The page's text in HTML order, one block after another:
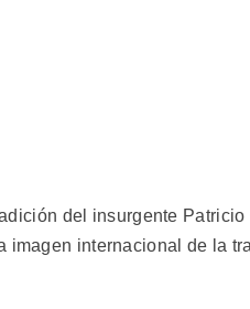
del insurgente
imagen internacional de la